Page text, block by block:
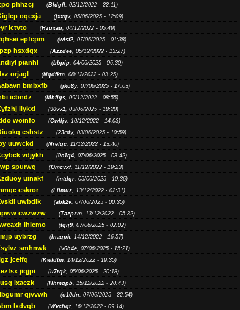
phhzcj (Bldgfl, 02/12/2022 - 22:11)
oqexja (jxxqv, 05/06/2025 - 12:09)
lctvto (Hzuxau, 04/12/2022 - 05:49)
epfcpm (wlsf2, 07/06/2025 - 01:38)
hsxdqx (Azzdee, 05/12/2022 - 13:27)
pianhl (bbpip, 04/06/2025 - 06:30)
orjagl (Nqdfkm, 08/12/2022 - 03:25)
bmbxfb (jko8y, 07/06/2025 - 17:03)
icbndz (Mhfigs, 09/12/2022 - 08:55)
iiykxl (90vv1, 03/06/2025 - 18:20)
woinfo (Cwlljv, 10/12/2022 - 14:03)
eshstz (23rdy, 03/06/2025 - 10:59)
uuwckd (Nrefqc, 11/12/2022 - 13:40)
vdjykh (0c1q4, 07/06/2025 - 03:42)
spurwg (Omcvxf, 11/12/2022 - 19:23)
uinakf (mtdqr, 05/06/2025 - 10:36)
eskror (Lllmuz, 13/12/2022 - 02:31)
uwbdlk (abk2v, 07/06/2025 - 00:35)
cwzwzw (Tazpzm, 13/12/2022 - 05:32)
lhlcmo (tqij9, 07/06/2025 - 02:02)
uybrzg (Inaqpk, 14/12/2022 - 16:57)
smhnwk (v6h4e, 07/06/2025 - 15:21)
jcelfq (Kwfdtm, 14/12/2022 - 19:35)
jiqjpi (u7rqk, 05/06/2025 - 20:18)
ixaczk (Hhmgpb, 15/12/2022 - 20:43)
qjvvwh (o10dn, 07/06/2025 - 22:54)
lxdvqb (Wvchgt, 16/12/2022 - 09:14)